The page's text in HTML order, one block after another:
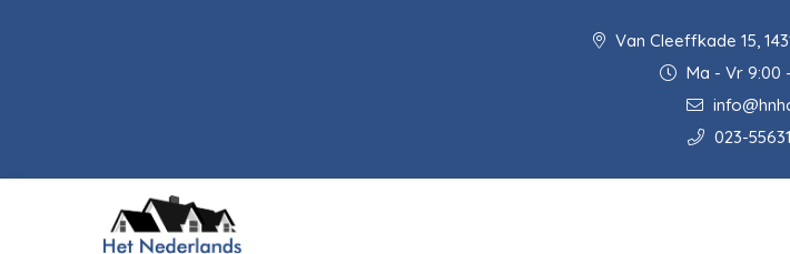
Van Cleeffkade 15,
Ma - Vr 9:00
023-